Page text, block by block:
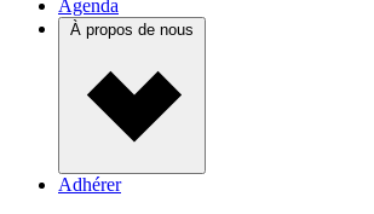
Agenda
À propos de nous
Adhérer